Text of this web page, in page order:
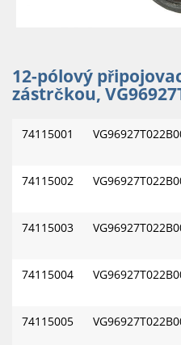
12-pólový
zástrčkou,
74115001
74115002
74115003
74115004
74115005